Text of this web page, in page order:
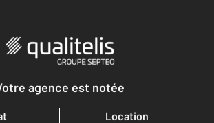
agence est notée
Location